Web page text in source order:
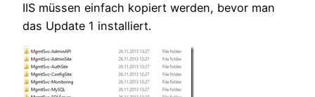
IIS müssen einfach kopiert werden, bevor man
das Update 1 installiert.